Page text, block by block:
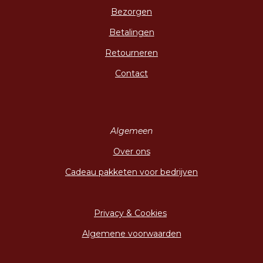
Bezorgen
Betalingen
Retourneren
Contact
Algemeen
Over ons
Cadeau pakketen voor bedrijven
Privacy & Cookies
Algemene voorwaarden